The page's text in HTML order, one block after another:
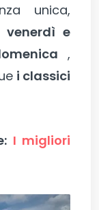
unica,
venerdì e
,
i classici
I migliori